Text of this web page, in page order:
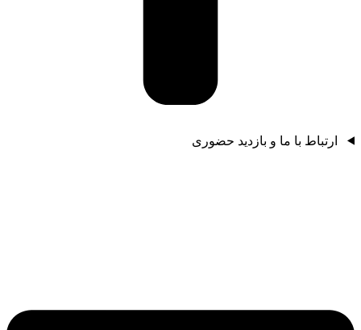
ارتباط با ما و بازدید حضوری